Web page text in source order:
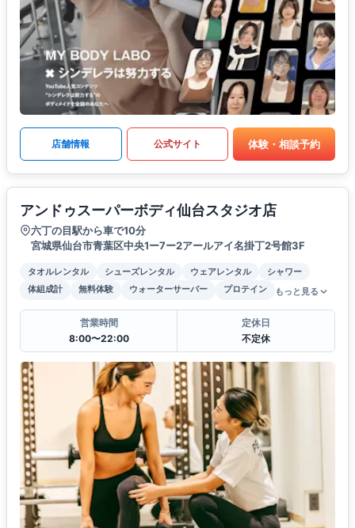
店舗情報 公式サイト 体験・相談予約
アンドゥスーパーボディ仙台スタジオ店
六丁の目駅から車で10分
宮城県仙台市青葉区中央1ー7ー2アールアイ名掛丁2号館3F
タオルレンタル シューズレンタル ウェアレンタル
シャワー
体組成計
無料体験 ウォーターサーバー プロテイン もっと見る
営業時間
8:00〜22:00
定休日
不定休